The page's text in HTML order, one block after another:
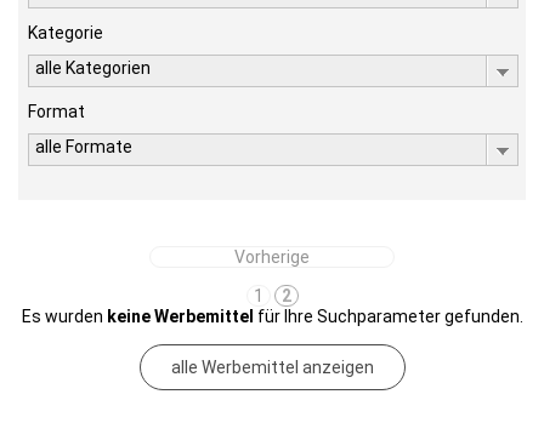
Kategorie
alle Kategorien
Format
alle Formate
Vorherige
1
2
Es wurden keine Werbemittel für Ihre Suchparameter gefunden.
alle Werbemittel anzeigen